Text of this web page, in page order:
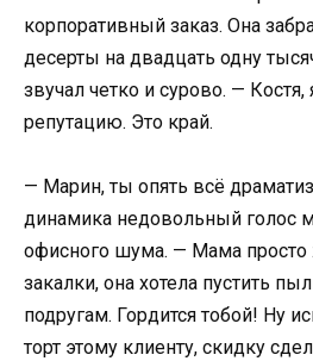
корпоративный заказ. Она
десерты на двадцать одну
звучал четко и сурово. — Костя,
репутацию. Это край.
— Марин, ты опять всё
динамика недовольный голос
офисного шума. — Мама просто
закалки, она хотела пустить
подругам. Гордится тобой! Ну
торт этому клиенту, скидку